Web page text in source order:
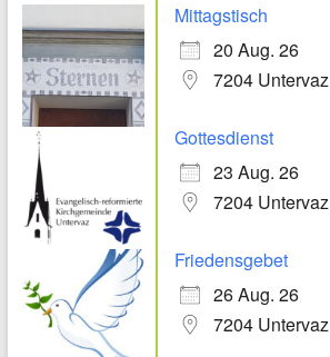
Mittagstisch
20 Aug. 26
7204 Untervaz
Gottesdienst
23 Aug. 26
7204 Untervaz
Friedensgebet
26 Aug. 26
7204 Untervaz